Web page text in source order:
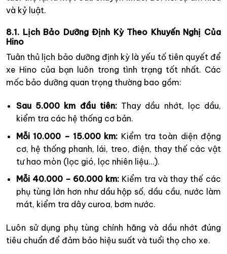
và kỷ luật.
8.1. Lịch Bảo Dưỡng Định Kỳ Theo Khuyến Nghị Của
Hino
Tuân thủ lịch bảo dưỡng định kỳ là yếu tố tiên quyết để
xe Hino của bạn luôn trong tình trạng tốt nhất. Các
mốc bảo dưỡng quan trọng thường bao gồm:
Sau 5.000 km đầu tiên:Thay dầu nhớt, lọc dầu,
kiểm tra các hệ thống cơ bản.
Mỗi 10.000 – 15.000 km: Kiểm tra toàn diện động
cơ, hệ thống phanh, lái, treo, điện, thay thế các vật
tư hao mòn (lọc gió, lọc nhiên liệu…).
Mỗi 40.000 – 60.000 km: Kiểm tra và thay thế các
phụ tùng lớn hơn như dầu hộp số, dầu cầu, nước làm
mát, kiểm tra dây curoa, bơm nước.
Luôn sử dụng phụ tùng chính hãng và dầu nhớt đúng
tiêu chuẩn để đảm bảo hiệu suất và tuổi thọ cho xe.